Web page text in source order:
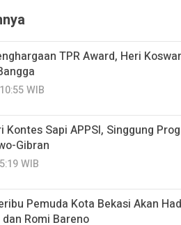
TPR Award, Heri
WIB
Kontes Sapi APPSI, Singgung
Gibran
WIB
Pemuda Kota Bekasi Akan
Romi Bareno